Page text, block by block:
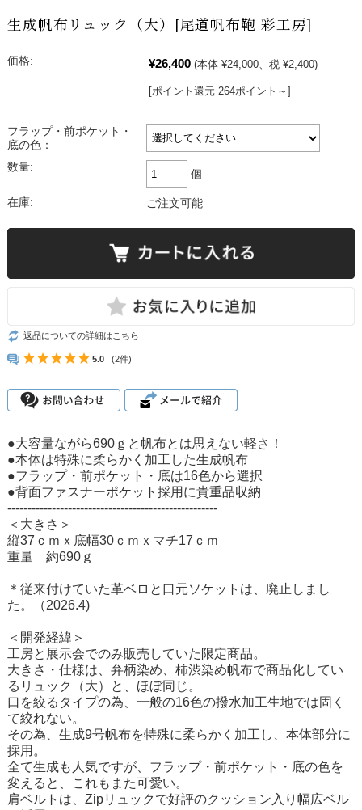
生成帆布リュック（大）[尾道帆布鞄 彩工房]
価格: ¥26,400 (本体 ¥24,000、税 ¥2,400)
[ポイント還元 264ポイント～]
フラップ・前ポケット・
底の色：
数量:
個
在庫: ご注文可能
返品についての詳細はこちら
5.0 (2件)
●大容量ながら690ｇと帆布とは思えない軽さ！
●本体は特殊に柔らかく加工した生成帆布
●フラップ・前ポケット・底は16色から選択
●背面ファスナーポケット採用に貴重品収納
----------------------------------------------------
＜大きさ＞
縦37ｃｍｘ底幅30ｃｍｘマチ17ｃｍ
重量 約690ｇ
＊従来付けていた革ベロと口元ソケットは、廃止しまし
た。（2026.4)
＜開発経緯＞
工房と展示会でのみ販売していた限定商品。
大きさ・仕様は、弁柄染め、柿渋染め帆布で商品化してい
るリュック（大）と、ほぼ同じ。
口を絞るタイプの為、一般の16色の撥水加工生地では固く
て絞れない。
その為、生成9号帆布を特殊に柔らかく加工し、本体部分に
採用。
全て生成も人気ですが、フラップ・前ポケット・底の色を
変えると、これもまた可愛い。
肩ベルトは、Zipリュックで好評のクッション入り幅広ベル